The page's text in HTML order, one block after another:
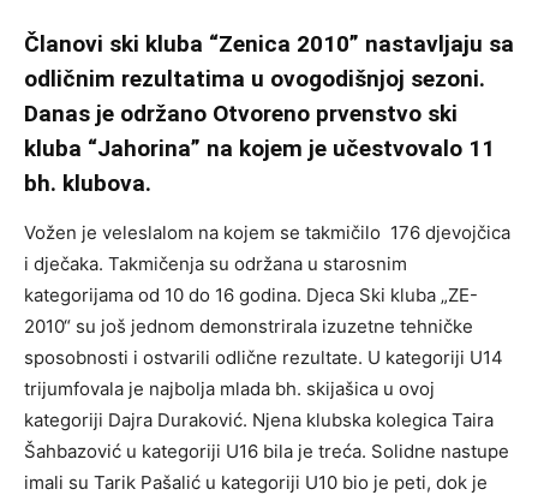
Članovi ski kluba “Zenica 2010” nastavljaju sa
odličnim rezultatima u ovogodišnjoj sezoni.
Danas je održano Otvoreno prvenstvo ski
kluba “Jahorina” na kojem je učestvovalo 11
bh. klubova.
Vožen je veleslalom na kojem se takmičilo 176 djevojčica
i dječaka. Takmičenja su održana u starosnim
kategorijama od 10 do 16 godina. Djeca Ski kluba „ZE-
2010“ su još jednom demonstrirala izuzetne tehničke
sposobnosti i ostvarili odlične rezultate. U kategoriji U14
trijumfovala je najbolja mlada bh. skijašica u ovoj
kategoriji Dajra Duraković. Njena klubska kolegica Taira
Šahbazović u kategoriji U16 bila je treća. Solidne nastupe
imali su Tarik Pašalić u kategoriji U10 bio je peti, dok je